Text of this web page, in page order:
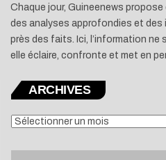
Chaque jour, Guineenews
des analyses approfondies et des
près des faits. Ici, l’information ne
elle éclaire, confronte et met en
ARCHIVES
ARCHIVES